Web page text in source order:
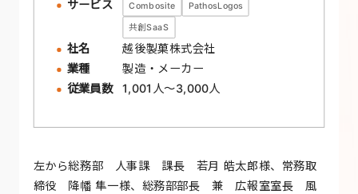
サービス Combosite PathosLogos
共創SaaS
社名
越後製菓株式会社
業種
製造・メーカー
従業員数 1,001人〜3,000人
左から総務部 人事課 課長 若月 皓太郎様、常務取
締役 降幡 隼一様、総務部部長 兼 広報室室長 風